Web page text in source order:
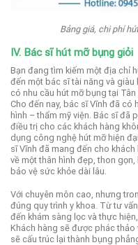
Bảng giá, chi phí
IV. Bác sĩ hút mỡ bụng giỏi
Bạn đang tìm kiếm một địa chỉ
đến một bác sĩ tài năng và giàu
có nhu cầu hút mỡ bụng tại Tân
Cho đến nay, bác sĩ Vĩnh đã có
hình – thẩm mỹ viện. Bác sĩ đã
điều trị cho các khách hàng
dụng công nghệ hút mỡ hiện
sĩ Vĩnh đã mang đến cho
về một thân hình đẹp, thon
bảo vệ sức khỏe dài lâu.
Với chuyên môn cao, nhưng
đúng quy trình y khoa. Từ tư
đến khám sàng lọc và thực
Khách hàng sẽ được phác thảo
sẽ cấu trúc lại thành bụng